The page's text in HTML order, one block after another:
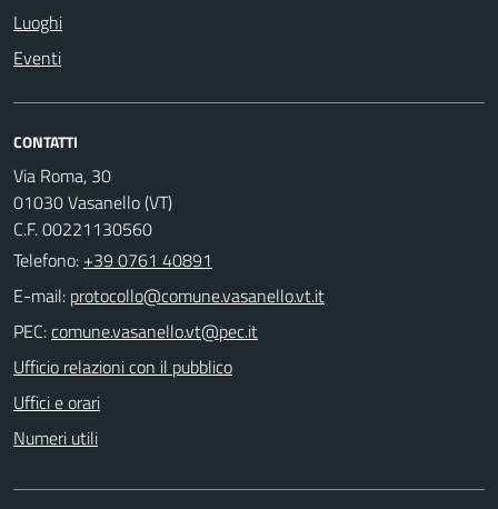
Luoghi
Eventi
CONTATTI
Via Roma, 30
01030 Vasanello (VT)
C.F. 00221130560
Telefono: +39 0761 40891
E-mail:
PEC:
Ufficio relazioni con il pubblico
Uffici e orari
Numeri utili